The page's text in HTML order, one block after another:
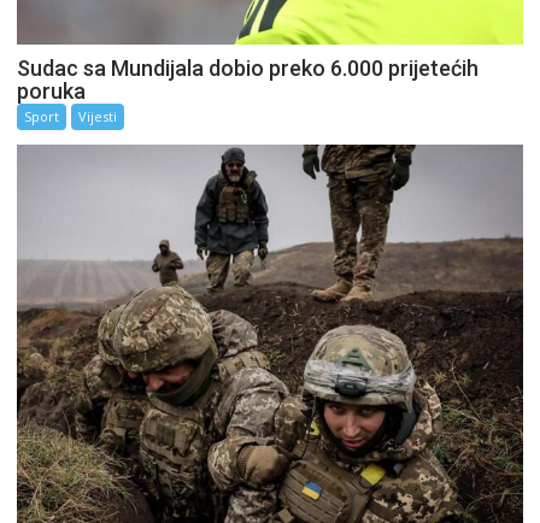
Sudac sa Mundijala dobio preko 6.000 prijetećih
poruka
Sport Vijesti